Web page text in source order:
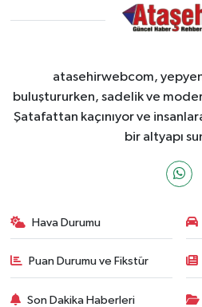
atasehirwebcom,
buluştururken, sadelik ve
Şatafattan kaçınıyor ve
bir altyapı
Hava Durumu
Puan Durumu ve Fikstür
Son Dakika Haberleri